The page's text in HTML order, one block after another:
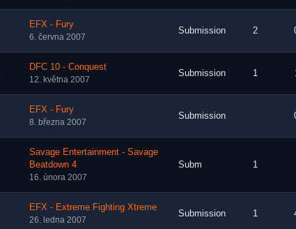
EFX - Fury
6. června 2007
Submission 2
DFC 10 - Conquest
12. května 2007
Submission 1
EFX - Fury
8. března 2007
Submission
Savage Entertainment - Savage
Beatdown 4
16. února 2007
Subm 1
EFX - Extreme Fighting Xtreme
26. ledna 2007
Submission 1